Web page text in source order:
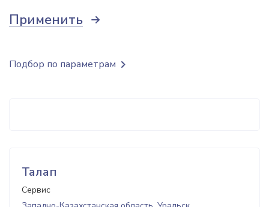
Применить
Талап
Сервис
Подбор по параметрам